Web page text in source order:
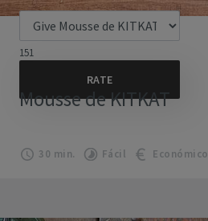
151
Mousse de KITKAT
30 min. Fácil Económico